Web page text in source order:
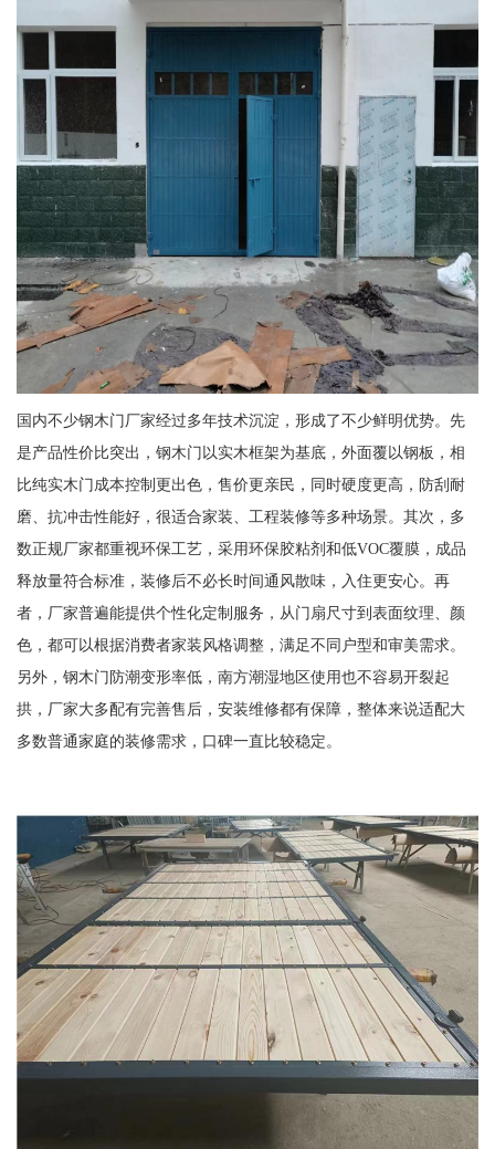
国内不少钢木门厂家经过多年技术沉淀，形成了不少鲜明优势。先
是产品性价比突出，钢木门以实木框架为基底，外面覆以钢板，相
比纯实木门成本控制更出色，售价更亲民，同时硬度更高，防刮耐
磨、抗冲击性能好，很适合家装、工程装修等多种场景。其次，多
数正规厂家都重视环保工艺，采用环保胶粘剂和低VOC覆膜，成品
释放量符合标准，装修后不必长时间通风散味，入住更安心。再
者，厂家普遍能提供个性化定制服务，从门扇尺寸到表面纹理、颜
色，都可以根据消费者家装风格调整，满足不同户型和审美需求。
另外，钢木门防潮变形率低，南方潮湿地区使用也不容易开裂起
拱，厂家大多配有完善售后，安装维修都有保障，整体来说适配大
多数普通家庭的装修需求，口碑一直比较稳定。